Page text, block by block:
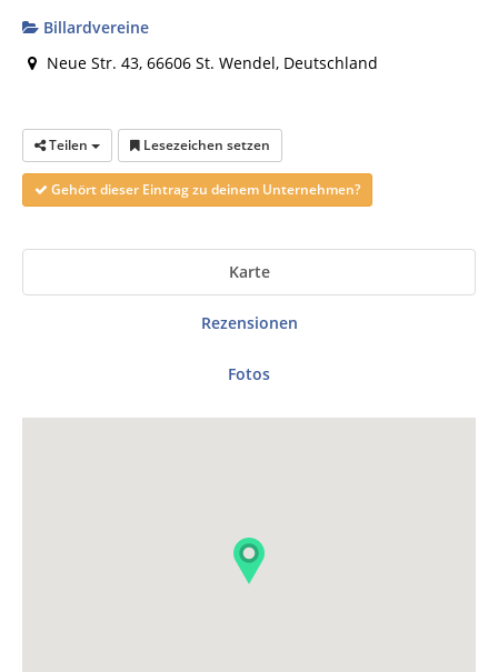
Billardvereine
Neue Str. 43, 66606 St. Wendel, Deutschland
Teilen Lesezeichen setzen
Gehört dieser Eintrag zu deinem Unternehmen?
Karte
Rezensionen
Fotos